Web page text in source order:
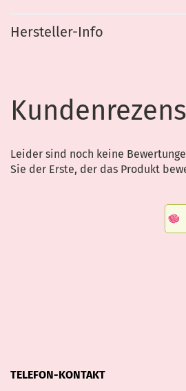
Hersteller-Info
Leider sind noch keine
Sie der Erste, der das Produkt
TELEFON-KONTAKT